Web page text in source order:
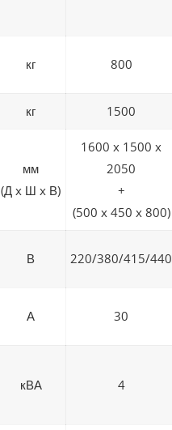
кг 800
кг 1500
мм
(Д x Ш x В)
1600 x 1500 x
2050
+
(500 x 450 x 800)
В 220/380/415/440
А 30
кВА 4